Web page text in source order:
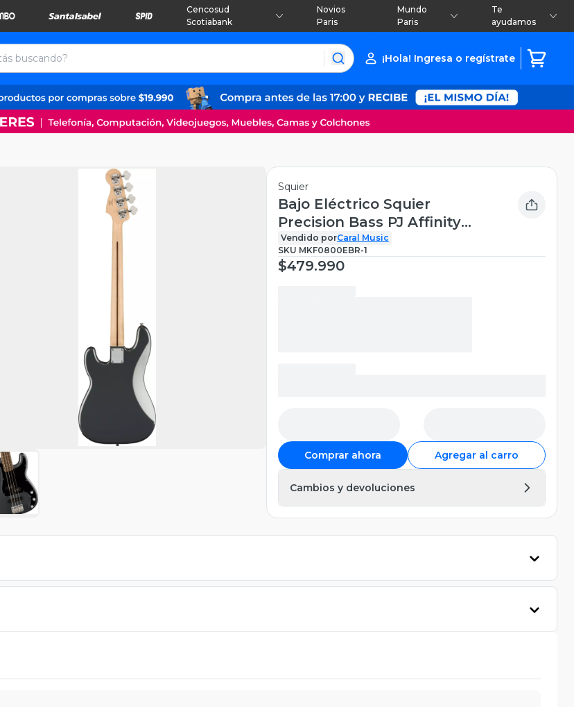
Cencosud
Scotiabank
Novios
Paris
Mundo
Paris
Te
ayudamos
¡Hola! Ingresa o regístrate
Squier
Bajo Eléctrico Squier
Precision Bass PJ Affinity
(CFM)
Vendido porCaral Music
SKU MKF0800EBR-1
$479.990
Comprar ahora Agregar al carro
Cambios y devoluciones